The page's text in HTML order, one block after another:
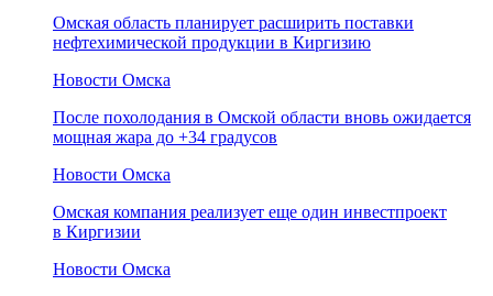
Омская область планирует расширить поставки
нефтехимической продукции в Киргизию
Новости Омска
После похолодания в Омской области вновь ожидается
мощная жара до +34 градусов
Новости Омска
Омская компания реализует еще один инвестпроект
в Киргизии
Новости Омска